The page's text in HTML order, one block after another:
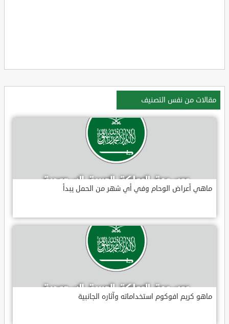
مقالات من نفس التصنيف
ماهي أعراض الوحام وفي أي شهر من الحمل يبدأ
ماهو كريم افوكوم استخداماته وآثاره الجانبية